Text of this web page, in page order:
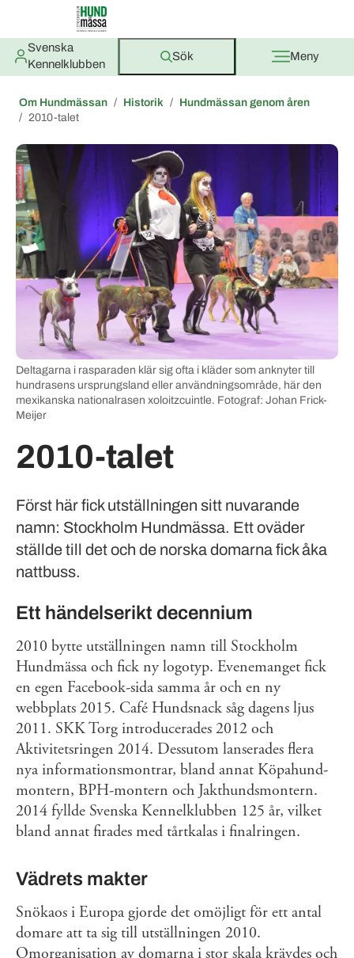
Svenska
Kennelklubben
Sök Meny
Om Hundmässan Historik
Hundmässan genom åren
2010-talet
2010-talet
Först här fick utställningen sitt nuvarande
namn: Stockholm Hundmässa. Ett oväder
ställde till det och de norska domarna fick åka
nattbuss.
Deltagarna i rasparaden klär sig ofta i kläder som anknyter till
hundrasens ursprungsland eller användningsområde, här den
mexikanska nationalrasen xoloitzcuintle. Fotograf: Johan Frick-
Meijer
Ett händelserikt decennium
2010 bytte utställningen namn till Stockholm
Hundmässa och fick ny logotyp. Evenemanget fick
en egen Facebook-sida samma år och en ny
webbplats 2015. Café Hundsnack såg dagens ljus
2011. SKK Torg introducerades 2012 och
Aktivitetsringen 2014. Dessutom lanserades flera
nya informationsmontrar, bland annat Köpahund-
montern, BPH-montern och Jakthundsmontern.
2014 fyllde Svenska Kennelklubben 125 år, vilket
bland annat firades med tårtkalas i finalringen.
Vädrets makter
Snökaos i Europa gjorde det omöjligt för ett antal
domare att ta sig till utställningen 2010.
Omorganisation av domarna i stor skala krävdes och